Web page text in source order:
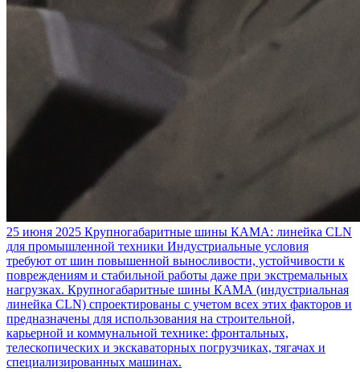
25 июня 2025 Крупногабаритные шины КАМА: линейка CLN
для промышленной техники Индустриальные условия
требуют от шин повышенной выносливости, устойчивости к
повреждениям и стабильной работы даже при экстремальных
нагрузках. Крупногабаритные шины КАМА (индустриальная
линейка CLN) спроектированы с учетом всех этих факторов и
предназначены для использования на строительной,
карьерной и коммунальной технике: фронтальных,
телескопических и экскаваторных погрузчиках, тягачах и
специализированных машинах.